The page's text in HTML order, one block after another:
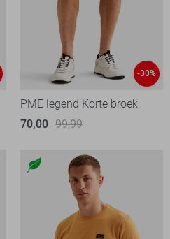
-30%
PME legend Korte broek
70,00 99,99